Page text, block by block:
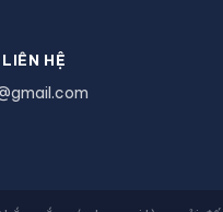
là vô hiệu?